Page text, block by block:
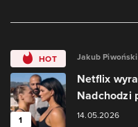
HOT
1
Jakub Piwoński
Netflix
Nadchodzi
14.05.2026